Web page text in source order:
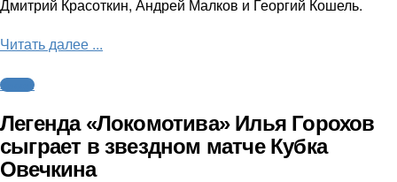
Дмитрий Красоткин, Андрей Малков и Георгий Кошель.
Читать далее ...
Хоккей
Легенда «Локомотива» Илья Горохов
сыграет в звездном матче Кубка
Овечкина